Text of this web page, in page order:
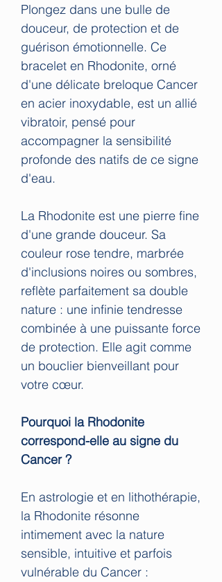
Plongez dans une bulle de
douceur, de protection et de
guérison émotionnelle. Ce
bracelet en Rhodonite, orné
d'une délicate breloque Cancer
en acier inoxydable, est un allié
vibratoir, pensé pour
accompagner la sensibilité
profonde des natifs de ce signe
d'eau.
La Rhodonite est une pierre fine
d'une grande douceur. Sa
couleur rose tendre, marbrée
d'inclusions noires ou sombres,
reflète parfaitement sa double
nature : une infinie tendresse
combinée à une puissante force
de protection. Elle agit comme
un bouclier bienveillant pour
votre cœur.
Pourquoi la Rhodonite
correspond-elle au signe du
Cancer ?
En astrologie et en lithothérapie,
la Rhodonite résonne
intimement avec la nature
sensible, intuitive et parfois
vulnérable du Cancer :